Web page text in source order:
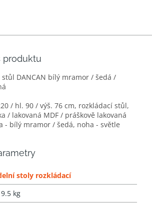
produktu
DANCAN bílý mramor / šedá /
/ hl. 90 / výš. 76 cm, rozkládací stůl,
/ lakovaná MDF / práškově lakovaná
- bílý mramor / šedá, noha - světle
stoly rozkládací
kg